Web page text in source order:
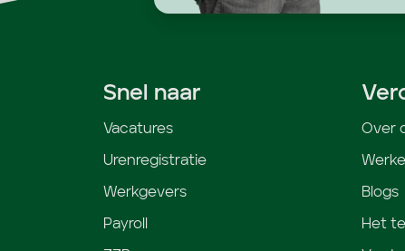
Snel naar
Vacatures
Urenregistratie
Werkgevers
Payroll
Over
Blogs
Het